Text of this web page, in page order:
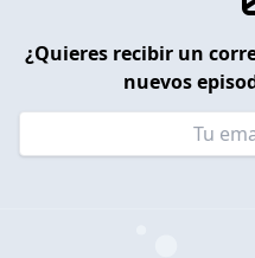
¿Quieres recibir un
nuevos